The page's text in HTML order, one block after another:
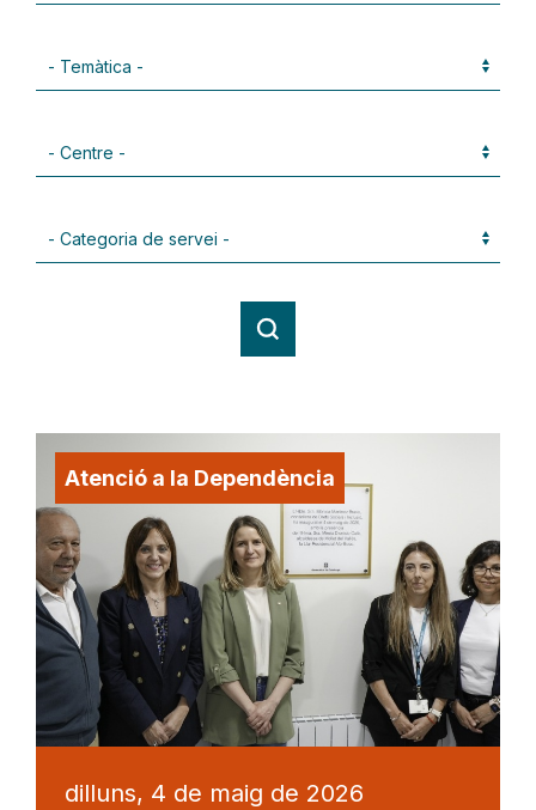
Atenció a la Dependència
dilluns, 4 de maig de 2026